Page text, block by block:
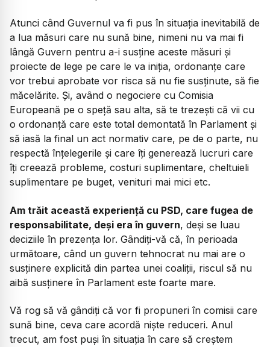
​Atunci când Guvernul va fi pus în situația inevitabilă de
a lua măsuri care nu sună bine, nimeni nu va mai fi
lângă Guvern pentru a-i susține aceste măsuri și
proiecte de lege pe care le va iniția, ordonanțe care
vor trebui aprobate vor risca să nu fie susținute, să fie
măcelărite. Și, având o negociere cu Comisia
Europeană pe o speță sau alta, să te trezești că vii cu
o ordonanță care este total demontată în Parlament și
să iasă la final un act normativ care, pe de o parte, nu
respectă înțelegerile și care îți generează lucruri care
îți creează probleme, costuri suplimentare, cheltuieli
suplimentare pe buget, venituri mai mici etc.
​Am trăit această experiență cu PSD, care fugea de
responsabilitate, deși era în guvern, deși se luau
deciziile în prezența lor. Gândiți-vă că, în perioada
următoare, când un guvern tehnocrat nu mai are o
susținere explicită din partea unei coaliții, riscul să nu
aibă susținere în Parlament este foarte mare.
​Vă rog să vă gândiți că vor fi propuneri în comisii care
sună bine, ceva care acordă niște reduceri. Anul
trecut, am fost puși în situația în care să creștem